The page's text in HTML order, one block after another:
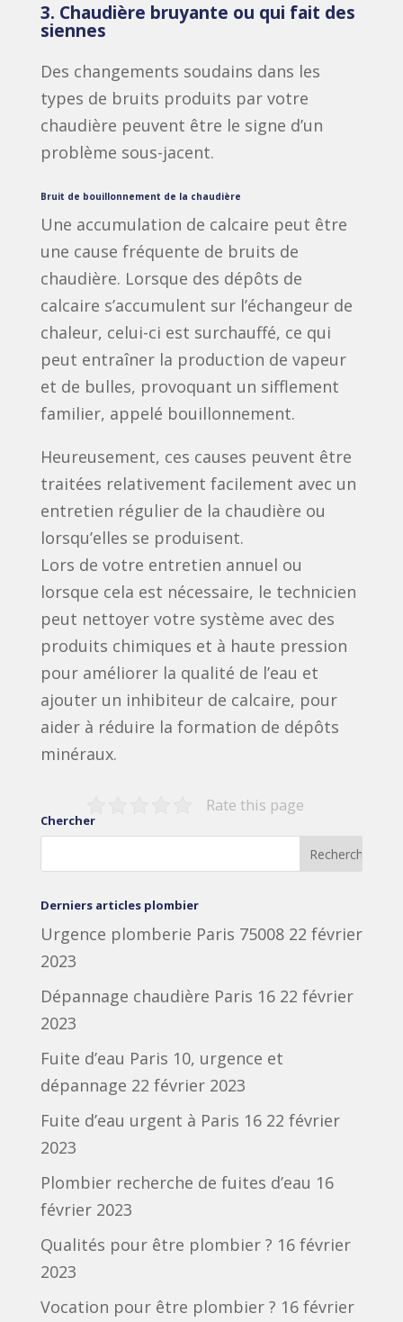
3. Chaudière bruyante ou qui fait des
siennes
Des changements soudains dans les
types de bruits produits par votre
chaudière peuvent être le signe d’un
problème sous-jacent.
Bruit de bouillonnement de la chaudière
Une accumulation de calcaire peut être
une cause fréquente de bruits de
chaudière. Lorsque des dépôts de
calcaire s’accumulent sur l’échangeur de
chaleur, celui-ci est surchauffé, ce qui
peut entraîner la production de vapeur
et de bulles, provoquant un sifflement
familier, appelé bouillonnement.
Heureusement, ces causes peuvent être
traitées relativement facilement avec un
entretien régulier de la chaudière ou
lorsqu’elles se produisent.
Lors de votre entretien annuel ou
lorsque cela est nécessaire, le technicien
peut nettoyer votre système avec des
produits chimiques et à haute pression
pour améliorer la qualité de l’eau et
ajouter un inhibiteur de calcaire, pour
aider à réduire la formation de dépôts
minéraux.
Rate this page
Chercher
Derniers articles plombier
Urgence plomberie Paris 75008 22 février
2023
Dépannage chaudière Paris 16 22 février
2023
Fuite d’eau Paris 10, urgence et
dépannage 22 février 2023
Fuite d’eau urgent à Paris 16 22 février
2023
Plombier recherche de fuites d’eau 16
février 2023
Qualités pour être plombier ? 16 février
2023
Vocation pour être plombier ? 16 février